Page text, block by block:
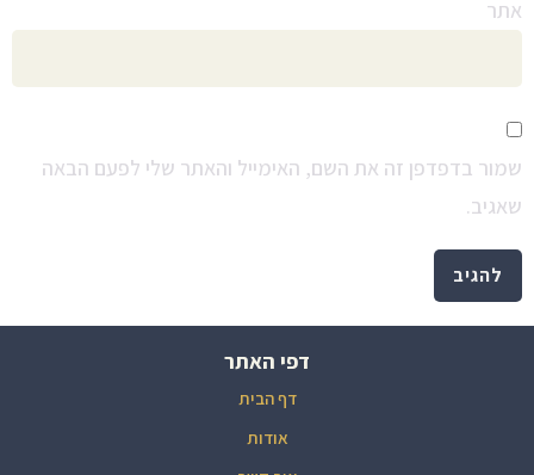
אתר
שמור בדפדפן זה את השם, האימייל והאתר שלי לפעם הבאה
שאגיב.
דפי האתר
דף הבית
אודות